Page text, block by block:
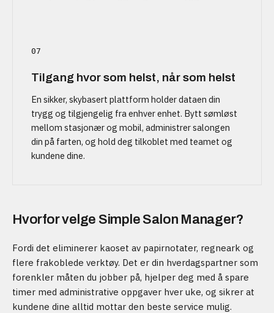
07
Tilgang hvor som helst, når som helst
En sikker, skybasert plattform holder dataen din
trygg og tilgjengelig fra enhver enhet. Bytt sømløst
mellom stasjonær og mobil, administrer salongen
din på farten, og hold deg tilkoblet med teamet og
kundene dine.
Hvorfor velge Simple Salon Manager?
Fordi det eliminerer kaoset av papirnotater, regneark og
flere frakoblede verktøy. Det er din hverdagspartner som
forenkler måten du jobber på, hjelper deg med å spare
timer med administrative oppgaver hver uke, og sikrer at
kundene dine alltid mottar den beste service mulig.